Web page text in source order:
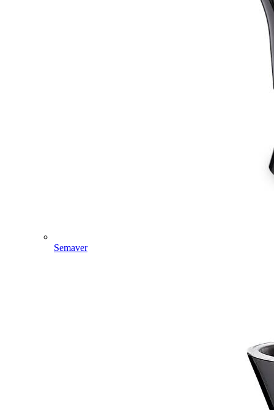
Semaver